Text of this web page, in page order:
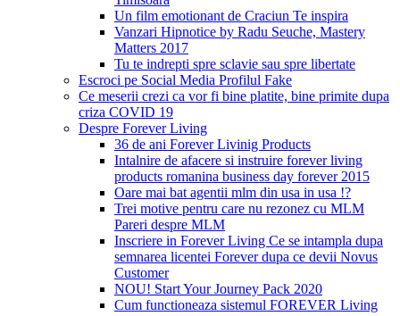
Un film emotionant de Craciun Te inspira
Vanzari Hipnotice by Radu Seuche, Mastery
Matters 2017
Tu te indrepti spre sclavie sau spre libertate
Escroci pe Social Media Profilul Fake
Ce meserii crezi ca vor fi bine platite, bine primite dupa
criza COVID 19
Despre Forever Living
36 de ani Forever Livinig Products
Intalnire de afacere si instruire forever living
products romanina business day forever 2015
Oare mai bat agentii mlm din usa in usa !?
Trei motive pentru care nu rezonez cu MLM
Pareri despre MLM
Inscriere in Forever Living Ce se intampla dupa
semnarea licentei Forever dupa ce devii Novus
Customer
NOU! Start Your Journey Pack 2020
Cum functioneaza sistemul FOREVER Living